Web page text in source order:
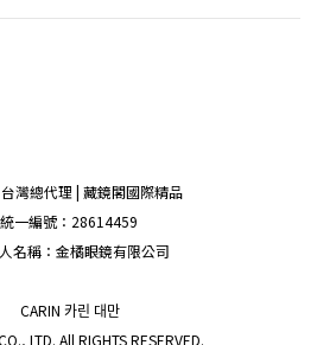
台灣總代理 | 藏鏡閣國際精品
統一編號：28614459
名稱：金橘眼鏡有限公司
CARIN 카린 대만
LTD. All RIGHTS RESERVED.